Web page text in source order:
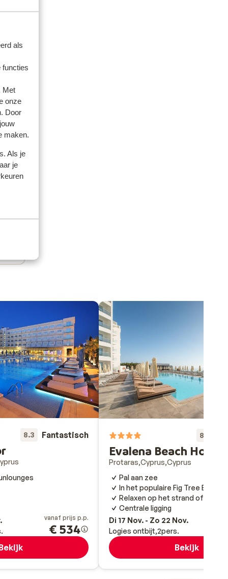
als
functies
Met
onze
Door
maken.
Als je
je
8.3 Fantastisch
vanaf prijs p.p.
€ 534
8.3
Evalena Beach Hotel
Protaras Cyprus Cyprus
Pal aan zee
In het populaire Fig Tree Bay
Relaxen op het strand of bij
Centrale ligging
Di 17 Nov. - Zo 22 Nov.
Logies ontbijt 2pers.
Bekijk